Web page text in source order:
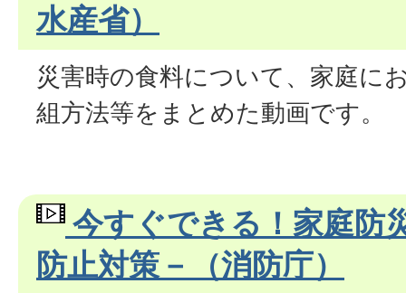
水産省）
災害時の食料について、家庭に
組方法等をまとめた動画です。
今すぐできる！家庭防
防止対策－（消防庁）